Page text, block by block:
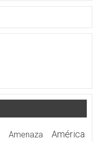
Amenaza
América